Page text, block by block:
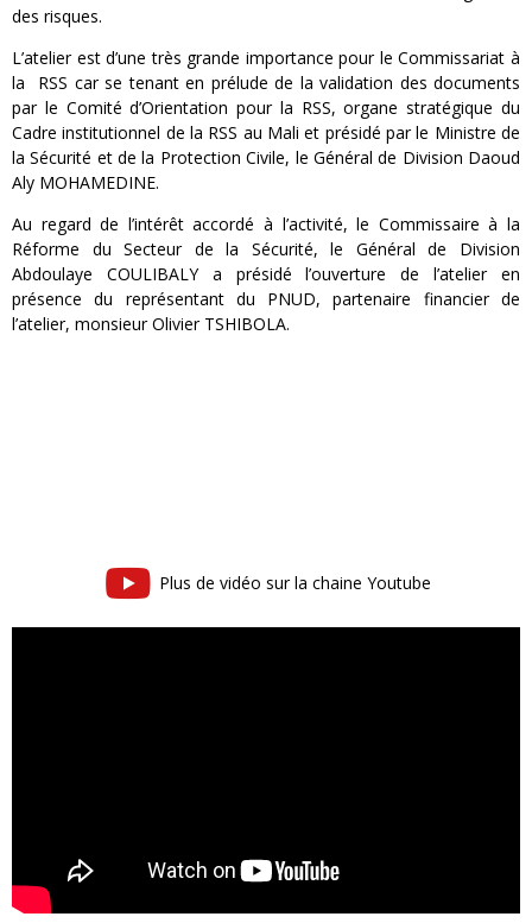
des risques.
L’atelier est d’une très grande importance pour le Commissariat à
la RSS car se tenant en prélude de la validation des documents
par le Comité d’Orientation pour la RSS, organe stratégique du
Cadre institutionnel de la RSS au Mali et présidé par le Ministre de
la Sécurité et de la Protection Civile, le Général de Division Daoud
Aly MOHAMEDINE.
Au regard de l’intérêt accordé à l’activité, le Commissaire à la
Réforme du Secteur de la Sécurité, le Général de Division
Abdoulaye COULIBALY a présidé l’ouverture de l’atelier en
présence du représentant du PNUD, partenaire financier de
l’atelier, monsieur Olivier TSHIBOLA.
Plus de vidéo sur la chaine Youtube